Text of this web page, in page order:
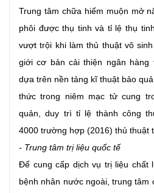
Trung tâm chữa hiếm muộn mở
phôi được thụ tinh và tỉ lệ thụ
vượt trội khi làm thủ thuật vô
giới cơ bản cải thiện ngân hàng
dựa trên nền tảng kĩ thuật bảo
thức trong niêm mạc tử cung
quản, duy trì tỉ lệ thành công
4000 trường hợp (2016) thủ thuật
- Trung tâm trị liệu quốc tế
Để cung cấp dịch vụ trị liệu chất
bệnh nhân nước ngoài, trung tâm